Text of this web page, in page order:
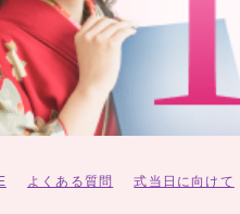
よくある質問 式当日に向けて